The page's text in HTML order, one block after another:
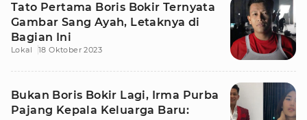
Tato Pertama Boris Bokir Ternyata
Gambar Sang Ayah, Letaknya di
Bagian Ini
Lokal 18 Oktober 2023
Bukan Boris Bokir Lagi, Irma Purba
Pajang Kepala Keluarga Baru: